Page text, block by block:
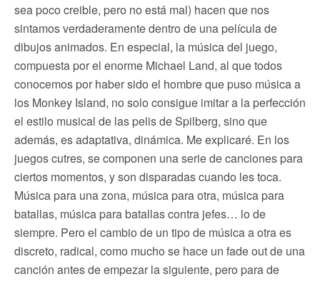
sea poco creible, pero no está mal) hacen que nos
sintamos verdaderamente dentro de una película de
dibujos animados. En especial, la música del juego,
compuesta por el enorme Michael Land, al que todos
conocemos por haber sido el hombre que puso música a
los Monkey Island, no solo consigue imitar a la perfección
el estilo musical de las pelis de Spilberg, sino que
además, es adaptativa, dinámica. Me explicaré. En los
juegos cutres, se componen una serie de canciones para
ciertos momentos, y son disparadas cuando les toca.
Música para una zona, música para otra, música para
batallas, música para batallas contra jefes… lo de
siempre. Pero el cambio de un tipo de música a otra es
discreto, radical, como mucho se hace un fade out de una
canción antes de empezar la siguiente, pero para de